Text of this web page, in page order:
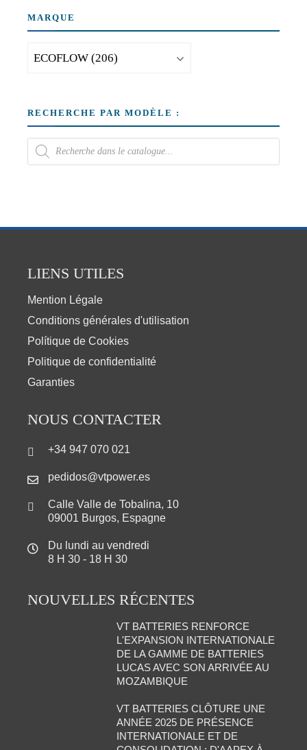
MARQUE
RECHERCHE PAR MODÈLE :
LIENS UTILES
Mention Légale
Conditions générales d'utilisation
Polítique de Cookies
Politique de confidentialité
Garanties
NOUS CONTACTER
+34 947 070 021
pedidos@vtpower.es
Calle Valle de Tobalina, 10
09001 Burgos, Espagne
Du lundi au vendredi
8 H 30 - 18 H 30
NOUVELLES RÉCENTES
VT BATTERIES RENFORCE
L'EXPANSION INTERNATIONALE
DE LA GAMME DE BATTERIES
LUCAS AVEC SON ARRIVÉE AU
MOZAMBIQUE
VT BATTERIES CLÔTURE UNE
ANNÉE 2025 DE PRÉSENCE
INTERNATIONALE ET DE